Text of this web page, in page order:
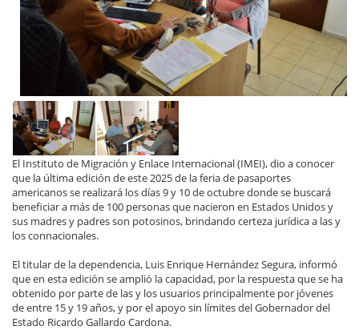
El Instituto de Migración y Enlace Internacional (IMEI), dio a conocer
que la última edición de este 2025 de la feria de pasaportes
americanos se realizará los días 9 y 10 de octubre donde se buscará
beneficiar a más de 100 personas que nacieron en Estados Unidos y
sus madres y padres son potosinos, brindando certeza jurídica a las y
los connacionales.
El titular de la dependencia, Luis Enrique Hernández Segura, informó
que en esta edición se amplió la capacidad, por la respuesta que se ha
obtenido por parte de las y los usuarios principalmente por jóvenes
de entre 15 y 19 años, y por el apoyo sin límites del Gobernador del
Estado Ricardo Gallardo Cardona.